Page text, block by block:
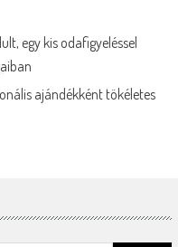
egy kis odafigyeléssel
ajándékként tökéletes